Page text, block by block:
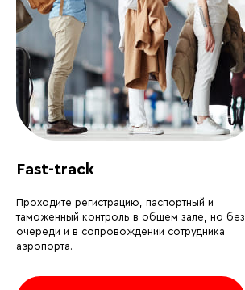
Fast-track
Проходите регистрацию, паспортный и
таможенный контроль в общем зале, но без
очереди и в сопровождении сотрудника
аэропорта.